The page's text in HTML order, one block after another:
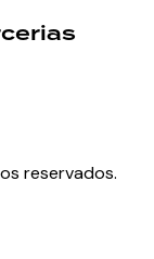
reservados.